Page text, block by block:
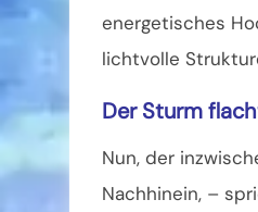
energetisches
lichtvolle
Der Sturm
Nun, der
Nachhinein, –